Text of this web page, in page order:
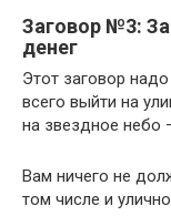
Заговор №3:
денег
Этот заговор
всего выйти на
на звездное
Вам ничего не
том числе и